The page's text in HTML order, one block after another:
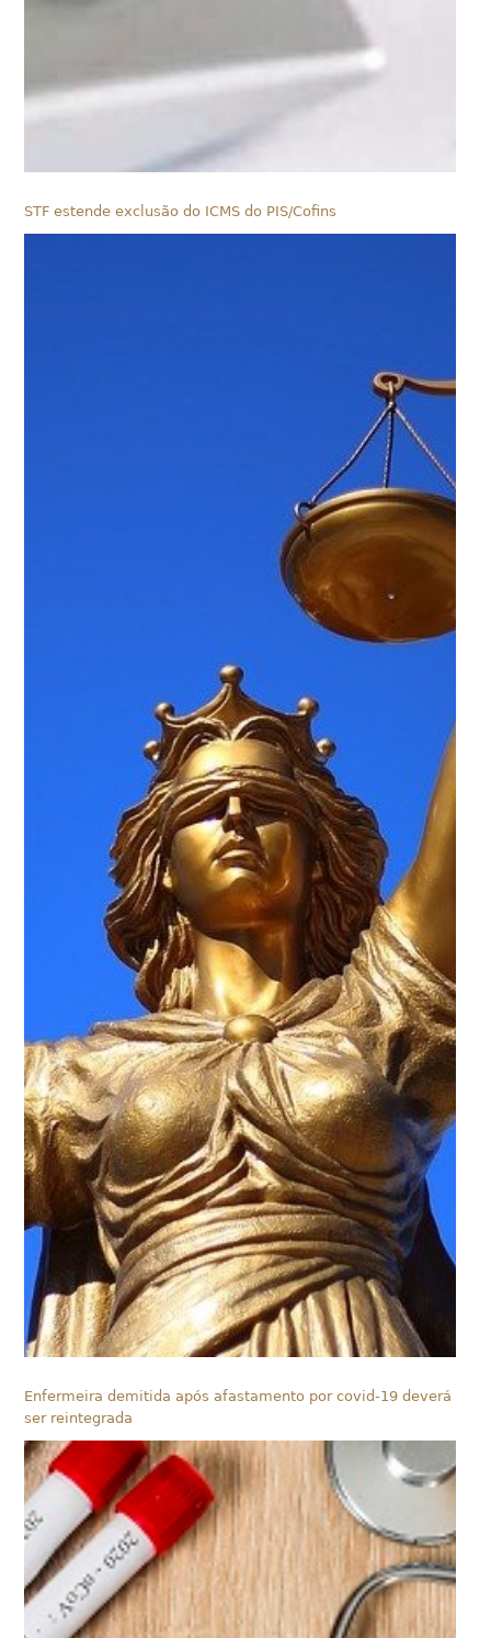
STF estende exclusão do ICMS do PIS/Cofins
Enfermeira demitida após afastamento por covid-19 deverá
ser reintegrada